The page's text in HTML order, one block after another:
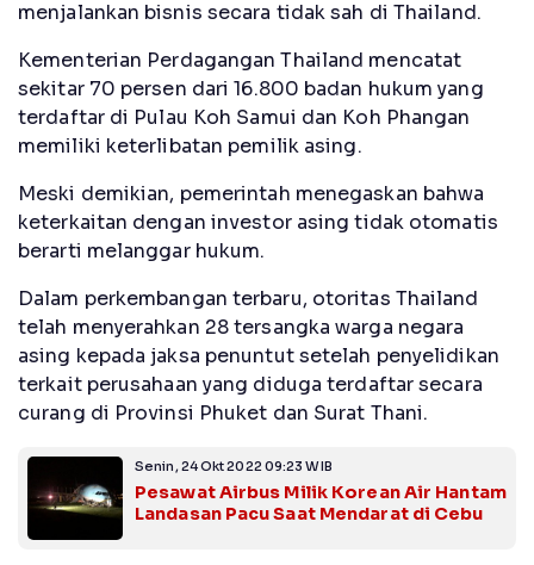
menjalankan bisnis secara tidak sah di Thailand.
Kementerian Perdagangan Thailand mencatat
sekitar 70 persen dari 16.800 badan hukum yang
terdaftar di Pulau Koh Samui dan Koh Phangan
memiliki keterlibatan pemilik asing.
Meski demikian, pemerintah menegaskan bahwa
keterkaitan dengan investor asing tidak otomatis
berarti melanggar hukum.
Dalam perkembangan terbaru, otoritas Thailand
telah menyerahkan 28 tersangka warga negara
asing kepada jaksa penuntut setelah penyelidikan
terkait perusahaan yang diduga terdaftar secara
curang di Provinsi Phuket dan Surat Thani.
Senin, 24 Okt 2022 09:23 WIB
Pesawat Airbus Milik Korean Air Hantam
Landasan Pacu Saat Mendarat di Cebu